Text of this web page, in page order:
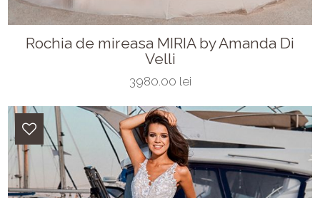
Rochia de mireasa MIRIA by Amanda Di
Velli
3980.00 lei